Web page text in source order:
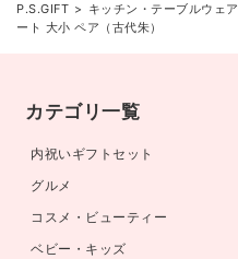
P.S.GIFT キッチン・テーブルウェア
ート 大小 ペア（古代朱）
カテゴリ一覧
内祝いギフトセット
グルメ
コスメ・ビューティー
ベビー・キッズ